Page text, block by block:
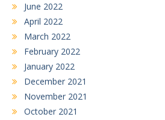
June 2022
April 2022
March 2022
February 2022
January 2022
December 2021
November 2021
October 2021